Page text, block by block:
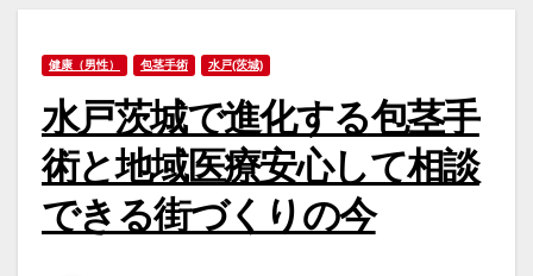
健康（男性） 包茎手術 水戸(茨城)
水戸茨城で進化する包茎手
術と地域医療安心して相談
できる街づくりの今